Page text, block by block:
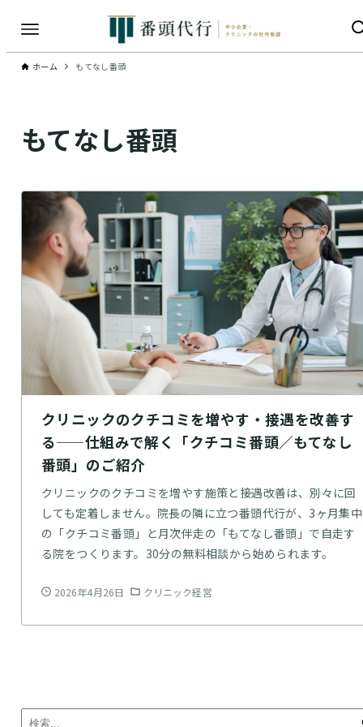
ホーム もてなし番頭
もてなし番頭
クリニックのクチコミを増やす・接遇を改善す
る——仕組みで解く「クチコミ番頭／もてなし
番頭」のご紹介
クリニックのクチコミを増やす施策と接遇改善は、別々に回
しても定着しません。院長の隣に立つ番頭代行が、3ヶ月集中
の「クチコミ番頭」と月次伴走の「もてなし番頭」で自走す
る院をつくります。30分の無料相談から始められます。
2026年4月26日 クリニック経営